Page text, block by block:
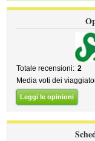
Totale recensioni: 2
Media voti dei
Leggi le opinioni